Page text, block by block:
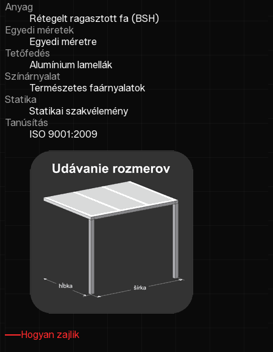
Anyag
Rétegelt ragasztott fa (BSH)
Egyedi méretek
Egyedi méretre
Tetőfedés
Alumínium lamellák
Színárnyalat
Természetes faárnyalatok
Statika
Statikai szakvélemény
Tanúsítás
ISO 9001:2009
Hogyan zajlik